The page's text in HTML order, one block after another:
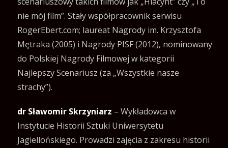
nie mój film”. Stały współpracownik serwisu
RogerEbert.com; laureat Nagrody im. Krzysztofa
Mętraka (2005) i Nagrody PISF (2012), nominowany
do Polskiej Nagrody Filmowej w kategorii
Najlepszy Scenariusz (za „Wszystkie nasze
strachy”).
dr Sławomir Skrzyniarz – Wykładowca w
Instytucie Historii Sztuki Uniwersytetu
Jagiellońskiego. Prowadzi zajęcia z zakresu historii